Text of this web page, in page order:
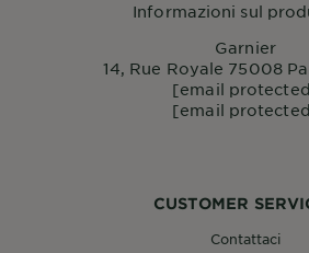
CUSTOMER
Contattaci
Informazioni sul
Garnier
14, Rue Royale 75008
[email
[email